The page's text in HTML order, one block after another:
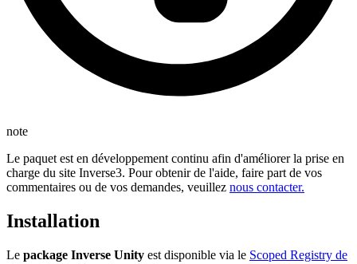
note
Le paquet est en développement continu afin d'améliorer la prise en
charge du site Inverse3. Pour obtenir de l'aide, faire part de vos
commentaires ou de vos demandes, veuillez nous contacter.
Installation
Le package Inverse Unity est disponible via le Scoped Registry de